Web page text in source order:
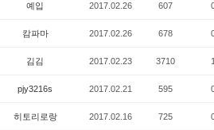
예입 2017.02.26 607
캄파마 2017.02.26 678
김김 2017.02.23 3710 1
pjy3216s 2017.02.21 595
히토리로랑 2017.02.16 725